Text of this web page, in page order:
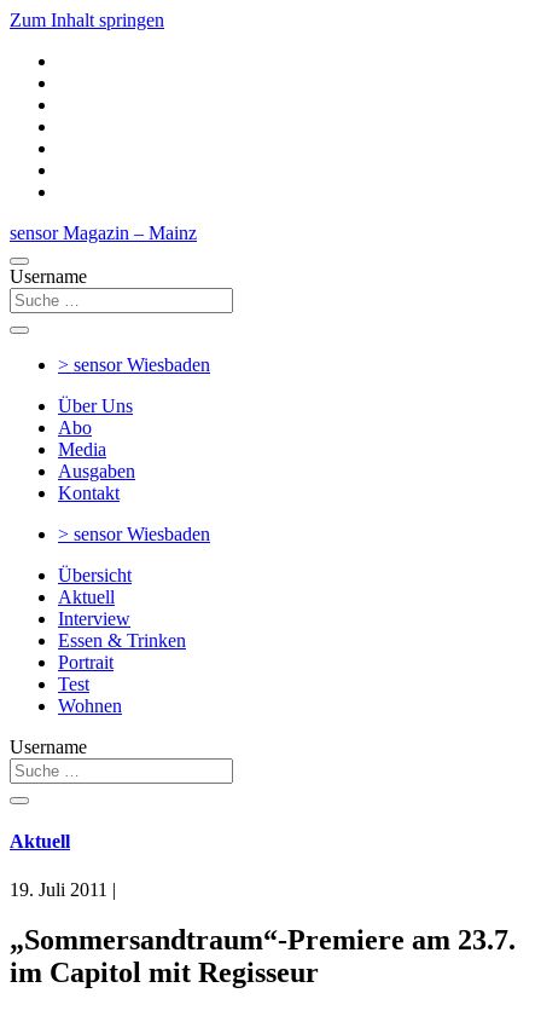
Zum Inhalt springen
sensor Magazin – Mainz
Username
> sensorWiesbaden
Über Uns
Abo
Media
Ausgaben
Kontakt
> sensorWiesbaden
Übersicht
Aktuell
Interview
Essen & Trinken
Portrait
Test
Wohnen
Username
Aktuell
19. Juli 2011 |
„Sommersandtraum“-Premiere am 23.7.
im Capitol mit Regisseur